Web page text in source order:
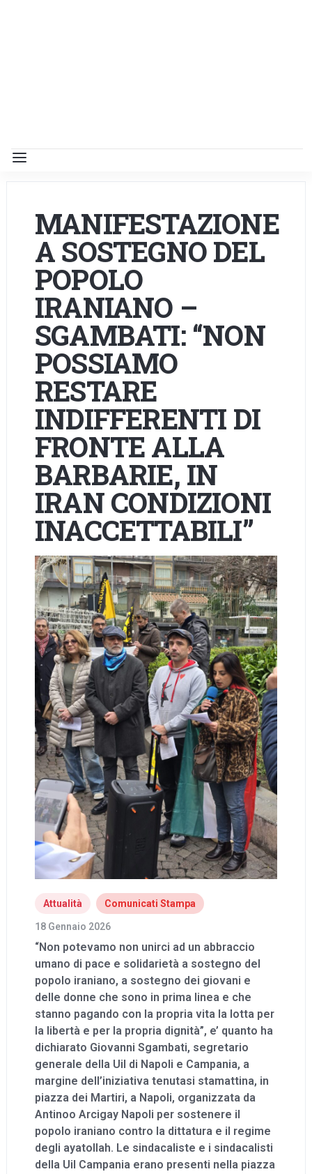
MANIFESTAZIONE
A SOSTEGNO DEL
POPOLO
IRANIANO –
SGAMBATI: “NON
POSSIAMO
RESTARE
INDIFFERENTI DI
FRONTE ALLA
BARBARIE, IN
IRAN CONDIZIONI
INACCETTABILI”
Attualità Comunicati Stampa
18 Gennaio 2026
“Non potevamo non unirci ad un abbraccio
umano di pace e solidarietà a sostegno del
popolo iraniano, a sostegno dei giovani e
delle donne che sono in prima linea e che
stanno pagando con la propria vita la lotta per
la libertà e per la propria dignità”, e’ quanto ha
dichiarato Giovanni Sgambati, segretario
generale della Uil di Napoli e Campania, a
margine dell’iniziativa tenutasi stamattina, in
piazza dei Martiri, a Napoli, organizzata da
Antinoo Arcigay Napoli per sostenere il
popolo iraniano contro la dittatura e il regime
degli ayatollah. Le sindacaliste e i sindacalisti
della Uil Campania erano presenti nella piazza